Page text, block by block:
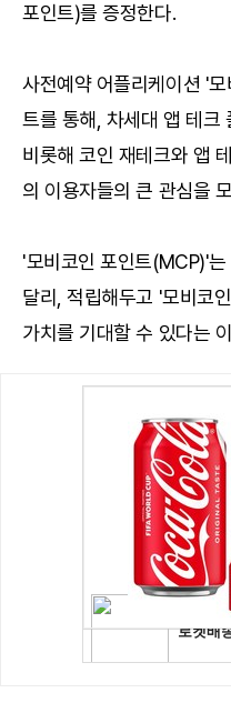
포인트)를 증정한다.
사전예약 어플리케이션 '
트를 통해, 차세대 앱 테크
비롯해 코인 재테크와 앱
의 이용자들의 큰 관심을
'모비코인 포인트(MCP)'
달리, 적립해두고 '모비코
가치를 기대할 수 있다는